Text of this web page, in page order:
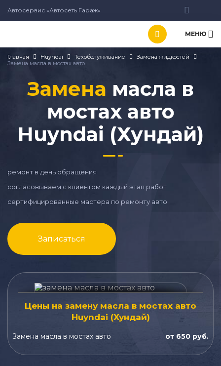
Автосервис «Автосеть Гараж»
МЕНЮ
Главная Huyndai Техобслуживание
Замена жидкостей
Замена масла в мостах авто
Замена масла в
мостах авто
Huyndai (Хундай)
ремонт в день обращения
согласовываем с клиентом каждый этап работ
сертифицированные мастера по ремонту авто
Записаться
Цены на замену масла в мостах авто
Huyndai (Хундай)
Замена масла в мостах авто от 650 руб.